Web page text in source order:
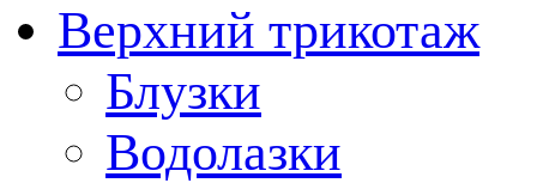
Верхний трикотаж
Блузки
Водолазки